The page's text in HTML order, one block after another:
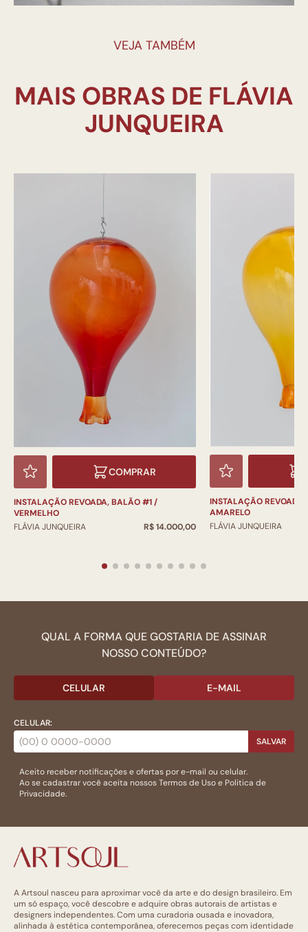
VEJA TAMBÉM
MAIS OBRAS DE FLÁVIA
COMPRAR
INSTALAÇÃO REVOADA, BALÃO #1 /
VERMELHO
FLÁVIA JUNQUEIRA
R$ 14.000,00
INSTALAÇÃO
AMARELO
FLÁVIA JUNQUEIRA
QUAL A FORMA QUE GOSTARIA DE ASSINAR
NOSSO CONTEÚDO?
CELULAR E-MAIL
CELULAR:
SALVAR
Aceito receber notificações e ofertas por e-mail ou celular.
Ao se cadastrar você aceita nossosTermos de Usoe Politica de
Privacidade.
A Artsoul nasceu para aproximar você da arte e do design brasileiro. Em
um só espaço, você descobre e adquire obras autorais de artistas e
designers independentes. Com uma curadoria ousada e inovadora,
alinhada à estética contemporânea, oferecemos peças com identidade